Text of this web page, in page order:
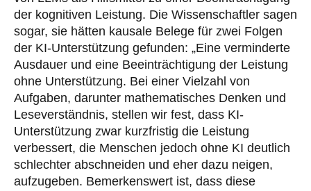
der kognitiven Leistung. Die Wissenschaftler sagen
sogar, sie hätten kausale Belege für zwei Folgen
der KI-Unterstützung gefunden: „Eine verminderte
Ausdauer und eine Beeinträchtigung der Leistung
ohne Unterstützung. Bei einer Vielzahl von
Aufgaben, darunter mathematisches Denken und
Leseverständnis, stellen wir fest, dass KI-
Unterstützung zwar kurzfristig die Leistung
verbessert, die Menschen jedoch ohne KI deutlich
schlechter abschneiden und eher dazu neigen,
aufzugeben. Bemerkenswert ist, dass diese